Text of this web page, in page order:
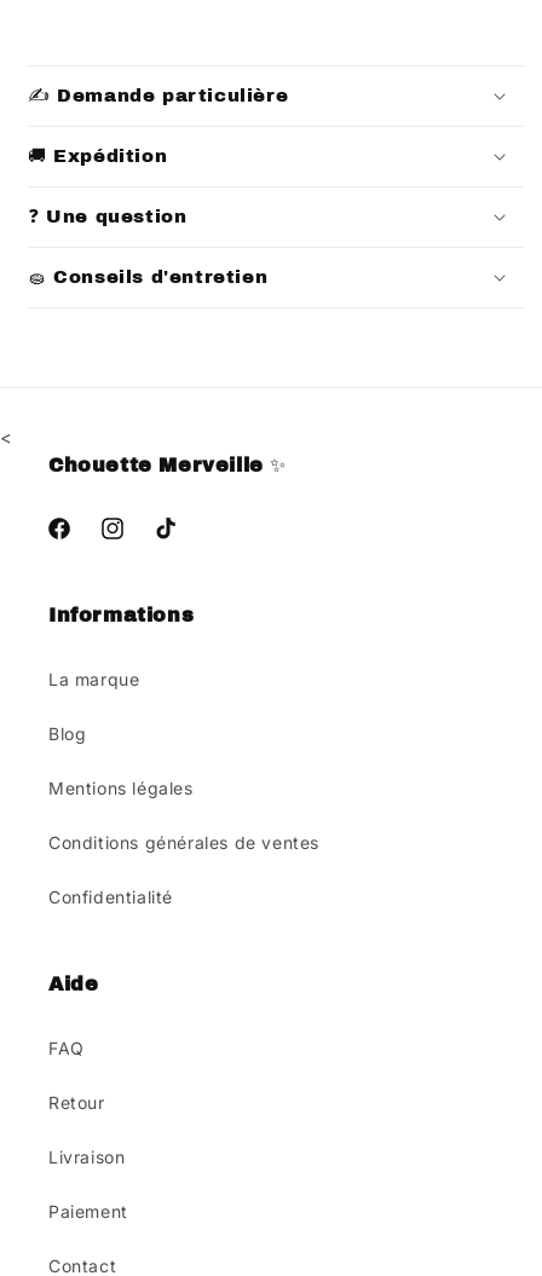
✍️ Demande particulière
🚚 Expédition
❓ Une question
🧽 Conseils d'entretien
<
Chouette Merveille✨
FacebookInstagramTikTok
Informations
La marque
Blog
Mentions légales
Conditions générales de ventes
Confidentialité
Aide
FAQ
Retour
Livraison
Paiement
Contact